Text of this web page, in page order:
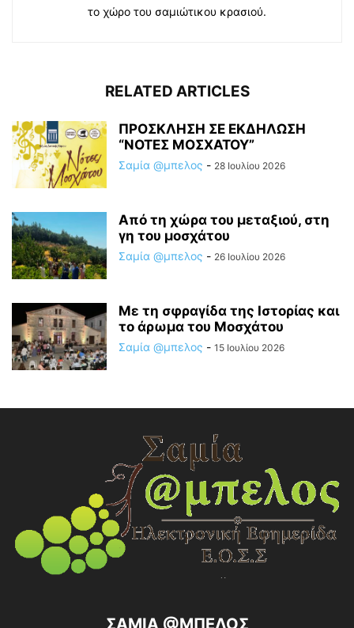
το χώρο του σαμιώτικου κρασιού.
RELATED ARTICLES
ΠΡΟΣΚΛΗΣΗ ΣΕ ΕΚΔΗΛΩΣΗ
“ΝΟΤΕΣ ΜΟΣΧΑΤΟΥ”
Σαμία @μπελος - 28 Ιουλίου 2026
Από τη χώρα του μεταξιού, στη
γη του μοσχάτου
Σαμία @μπελος - 26 Ιουλίου 2026
Με τη σφραγίδα της Ιστορίας και
το άρωμα του Μοσχάτου
Σαμία @μπελος - 15 Ιουλίου 2026
ΣΑΜΙΑ @ΜΠΕΛΟΣ